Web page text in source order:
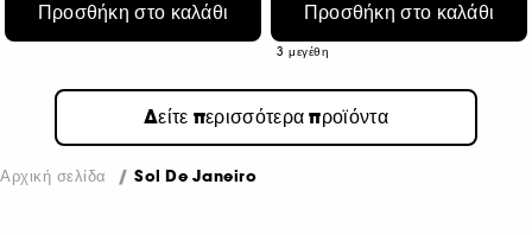
€ 25,95
Προσθήκη στο καλάθι € 23,95
3 μεγέθη
Προσθήκη στο καλάθι
Δείτε περισσότερα προϊόντα
Αρχική σελίδα Sol De Janeiro